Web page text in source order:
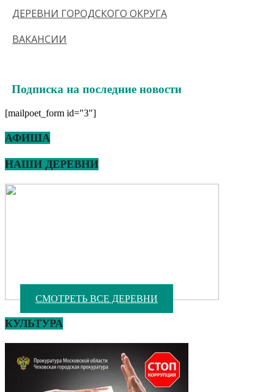
ДЕРЕВНИ ГОРОДСКОГО ОКРУГА
ВАКАНСИИ
Подписка на последние новости
[mailpoet_form id="3"]
АФИША
НАШИ ДЕРЕВНИ
СМОТРЕТЬ ВСЕ ДЕРЕВНИ
КУЛЬТУРА